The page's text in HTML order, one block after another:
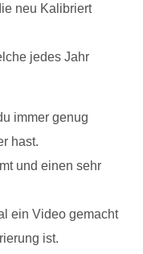
neu Kalibriert
jedes Jahr
immer genug
hast.
und einen sehr
ein Video gemacht
ist.